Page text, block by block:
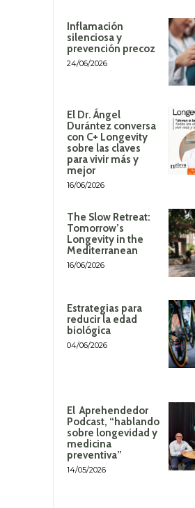
Inflamación
silenciosa y
prevención precoz
24/06/2026
El Dr. Ángel
Durántez conversa
con C+ Longevity
sobre las claves
para vivir más y
mejor
16/06/2026
The Slow Retreat:
Tomorrow’s
Longevity in the
Mediterranean
16/06/2026
Estrategias para
reducir la edad
biológica
04/06/2026
El Aprehendedor
Podcast, “hablando
sobre longevidad y
medicina
preventiva”
14/05/2026